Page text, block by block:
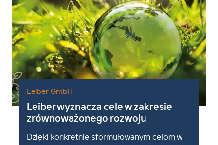
Leiber wyznacza cele w zakresie
zrównoważonego rozwoju
Dzięki konkretnie sformułowanym celom w
Leiber GmbH